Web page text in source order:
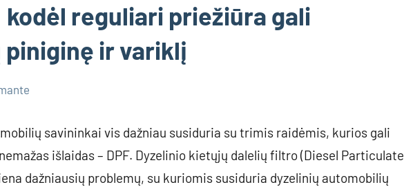
kodėl reguliari priežiūra gali
ir variklį
savininkai vis dažniau susiduria su trimis raidėmis, kurios gali
išlaidas – DPF. Dyzelinio kietųjų dalelių filtro (Diesel Particulate
dažniausių problemų, su kuriomis susiduria dyzelinių automobilių